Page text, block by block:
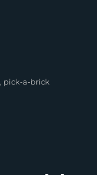
, pick-a-brick